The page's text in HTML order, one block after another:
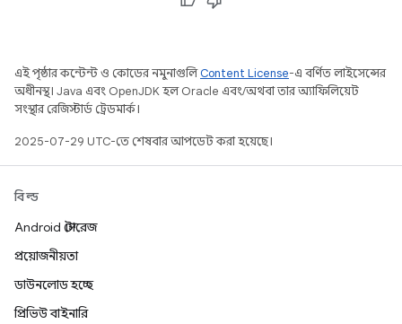
এই পৃষ্ঠার কন্টেন্ট ও কোডের নমুনাগুলিContent License-এ বর্ণিত লাইসেন্সের
অধীনস্থ। Java এবং OpenJDK হল Oracle এবং/অথবা তার অ্যাফিলিয়েট
সংস্থার রেজিস্টার্ড ট্রেডমার্ক।
2025-07-29 UTC-তে শেষবার আপডেট করা হয়েছে।
বিল্ড
Android স্টোরেজ
প্রয়োজনীয়তা
ডাউনলোড হচ্ছে
প্রিভিউ বাইনারি